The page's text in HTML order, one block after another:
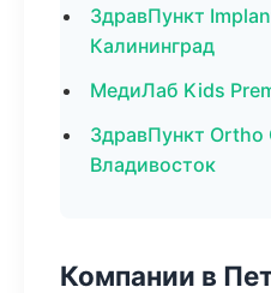
ЗдравПункт
Калининград
МедиЛаб Kids
ЗдравПункт
Владивосток
Компании в